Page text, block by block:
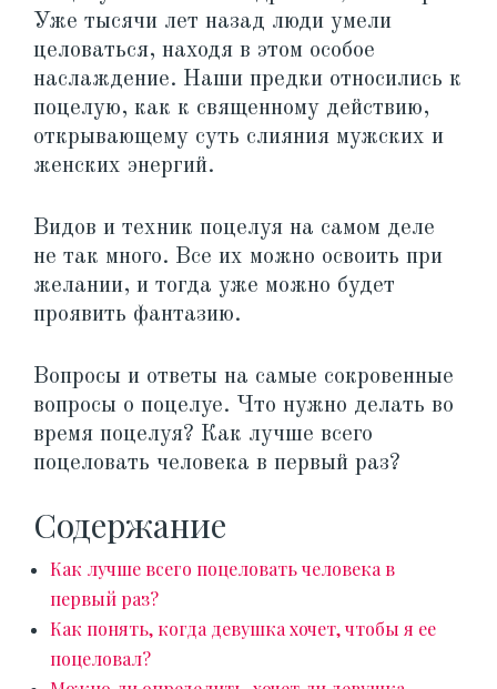
Уже тысячи лет назад люди умели
целоваться, находя в этом особое
наслаждение. Наши предки относились к
поцелую, как к священному действию,
открывающему суть слияния мужских и
женских энергий.
Видов и техник поцелуя на самом деле
не так много. Все их можно освоить при
желании, и тогда уже можно будет
проявить фантазию.
Вопросы и ответы на самые сокровенные
вопросы о поцелуе. Что нужно делать во
время поцелуя? Как лучше всего
поцеловать человека в первый раз?
Содержание
Как лучше всего поцеловать человека в
первый раз?
Как понять, когда девушка хочет, чтобы я ее
поцеловал?